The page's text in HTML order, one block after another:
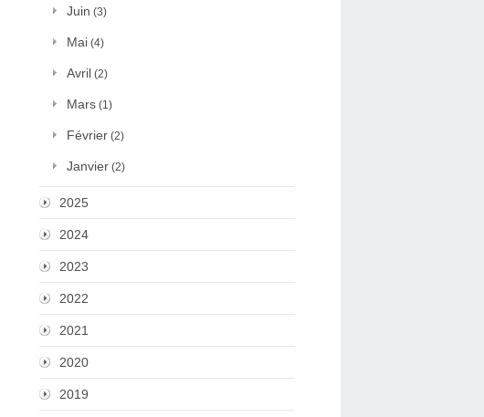
Juin (3)
Mai (4)
Avril (2)
Mars (1)
Février (2)
Janvier (2)
2025
2024
2023
2022
2021
2020
2019